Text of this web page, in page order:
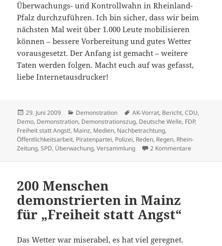
Überwachungs- und Kontrollwahn in Rheinland-
Pfalz durchzuführen. Ich bin sicher, dass wir beim
nächsten Mal weit über 1.000 Leute mobilisieren
können – bessere Vorbereitung und gutes Wetter
vorausgesetzt. Der Anfang ist gemacht – weitere
Taten werden folgen. Macht euch auf was gefasst,
liebe Internetausdrucker!
Veröffentlicht
am
29. Juni 2009 Kategorien
Demonstration Schlagwörter
AK-Vorrat, Bericht,CDU,
Demo, Demonstration, Demonstrationszug, Deutsche Welle, FDP,
Freiheit statt Angst!, Mainz, Medien, Nachbetrachtung,
Öffentlichkeitsarbeit, Piratenpartei, Polizei, Reden, Regen, Rhein-
Zeitung,SPD, Überwachung,Versammlung 2 Kommentare
200 Menschen
demonstrierten in Mainz
für „Freiheit statt Angst“
Das Wetter war miserabel, es hat viel geregnet.